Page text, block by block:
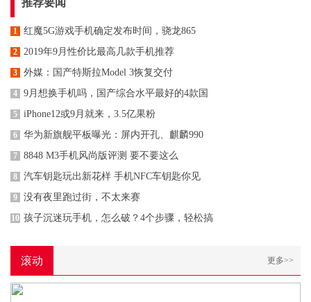
推荐要闻
1 红魔5G游戏手机确定发布时间，骁龙865
2 2019年9月性价比最高几款手机推荐
3 外媒：国产特斯拉Model 3恢复交付
4 9月想换手机吗，国产综合水平最好的4款国
5 iPhone12或9月就来，3.5亿果粉
6 华为新旗舰平板曝光：屏内开孔、麒麟990
7 8848 M3手机风尚版评测 要不要这么
8 汽车钥匙玩出新花样 手机NFC车钥匙你见
9 没有夜里跑过街，不太来赛
10 孩子沉迷玩手机，怎么破？4个步骤，轻松搞
滚动 更多>>